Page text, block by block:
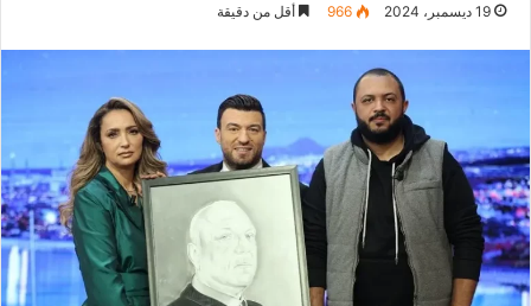
19 ديسمبر، 2024 966 أقل من دقيقة